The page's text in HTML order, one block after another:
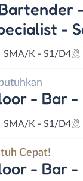
-
SMA/K - S1/D4
- Bar -
SMA/K - S1/D4
Cepat!
- Bar -